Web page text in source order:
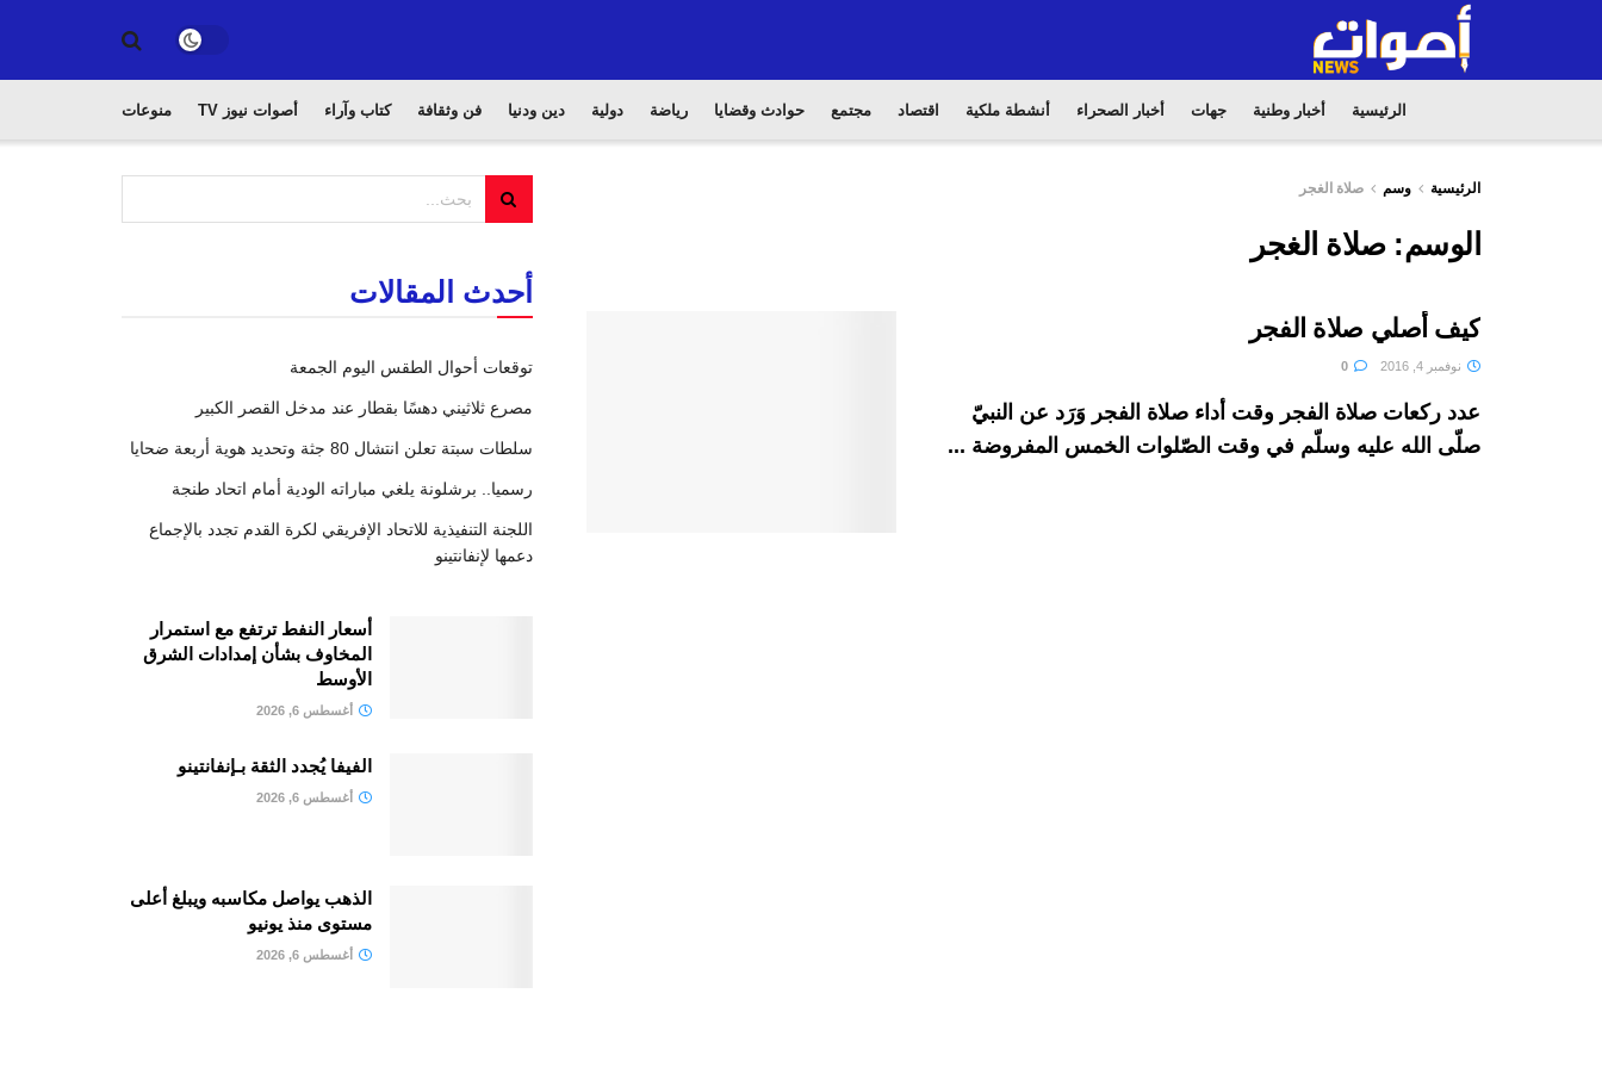
الرئيسية أخبار وطنية جهات أخبار الصحراء أنشطة ملكية اقتصاد مجتمع حوادث وقضايا رياضة دولية دين ودنيا فن وثقافة كتاب وآراء أصوات نيوز TV منوعات
الرئيسية وسم صلاة الغجر
الوسم:صلاة الغجر
كيف أصلي صلاة الفجر
نوفمبر 4, 2016
عدد ركعات صلاة الفجر وقت أداء صلاة الفجر وَرَد عن النبيّ
صلّى الله عليه وسلّم في وقت الصّلوات الخمس المفروضة ...
أحدث المقالات
توقعات أحوال الطقس اليوم الجمعة
مصرع ثلاثيني دهسًا بقطار عند مدخل القصر الكبير
سلطات سبتة تعلن انتشال 80 جثة وتحديد هوية أربعة ضحايا
رسميا.. برشلونة يلغي مباراته الودية أمام اتحاد طنجة
اللجنة التنفيذية للاتحاد الإفريقي لكرة القدم تجدد بالإجماع
دعمها لإنفانتينو
أسعار النفط ترتفع مع استمرار
المخاوف بشأن إمدادات الشرق
الأوسط
أغسطس 6, 2026
الفيفا يُجدد الثقة بـإنفانتينو
أغسطس 6, 2026
الذهب يواصل مكاسبه ويبلغ أعلى
مستوى منذ يونيو
أغسطس 6, 2026